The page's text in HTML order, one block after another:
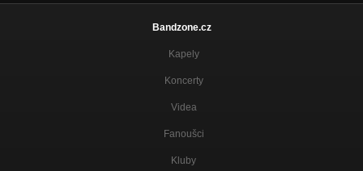
Bandzone.cz
Kapely
Koncerty
Videa
Fanoušci
Kluby